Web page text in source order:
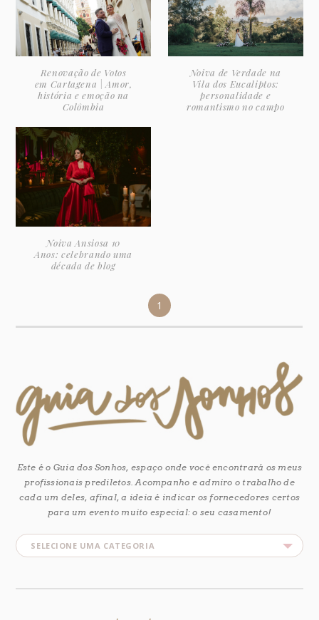
Renovação de Votos
em Cartagena | Amor,
história e emoção na
Colômbia
Noiva de Verdade na
Vila dos Eucaliptos:
personalidade e
romantismo no campo
Noiva Ansiosa 10
Anos: celebrando uma
década de blog
1
Este é o Guia dos Sonhos, espaço onde você encontrará os meus
profissionais prediletos. Acompanho e admiro o trabalho de
cada um deles, afinal, a ideia é indicar os fornecedores certos
para um evento muito especial: o seu casamento!